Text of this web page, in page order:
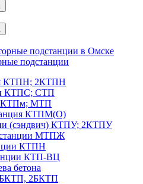
подстанции
КТПН; 2КТПН
КТПС; СТП
КТПм; МТП
КТПМ(О)
(сэндвич) КТПУ; 2КТПУ
МТПЖ
КТПН
КТП-ВЦ
бетона
БКТП, 2БКТП